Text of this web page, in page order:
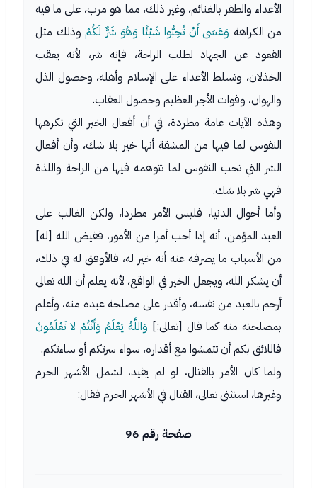
الأعداء والظفر بالغنائم، وغير ذلك، مما هو مرب، على ما فيه
من الكراهة وَعَسَى أَنْ تُحِبُّوا شَيْئًا وَهُوَ شَرٌّ لَكُمْ وذلك مثل
القعود عن الجهاد لطلب الراحة، فإنه شر، لأنه يعقب
الخذلان، وتسلط الأعداء على الإسلام وأهله، وحصول الذل
والهوان، وفوات الأجر العظيم وحصول العقاب.
وهذه الآيات عامة مطردة، في أن أفعال الخير التي تكرهها
النفوس لما فيها من المشقة أنها خير بلا شك، وأن أفعال
الشر التي تحب النفوس لما تتوهمه فيها من الراحة واللذة
فهي شر بلا شك.
وأما أحوال الدنيا، فليس الأمر مطردا، ولكن الغالب على
العبد المؤمن، أنه إذا أحب أمرا من الأمور، فقيض الله [له]
من الأسباب ما يصرفه عنه أنه خير له، فالأوفق له في ذلك،
أن يشكر الله، ويجعل الخير في الواقع، لأنه يعلم أن الله تعالى
أرحم بالعبد من نفسه، وأقدر على مصلحة عبده منه، وأعلم
بمصلحته منه كما قال [تعالى:] وَاللَّهُ يَعْلَمُ وَأَنْتُمْ لا تَعْلَمُونَ
فاللائق بكم أن تتمشوا مع أقداره، سواء سرتكم أو ساءتكم.
ولما كان الأمر بالقتال، لو لم يقيد، لشمل الأشهر الحرم
وغيرها، استثنى تعالى، القتال في الأشهر الحرم فقال:
صفحة رقم 96